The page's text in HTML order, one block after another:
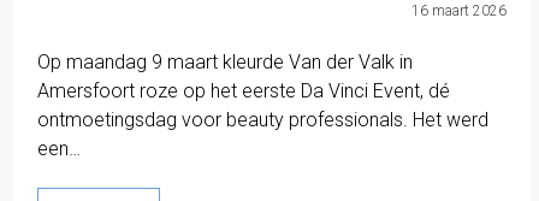
16 maart 2026
Op maandag 9 maart kleurde Van der Valk in
Amersfoort roze op het eerste Da Vinci Event, dé
ontmoetingsdag voor beauty professionals. Het werd
een…